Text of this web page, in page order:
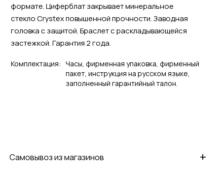
формате. Циферблат закрывает минеральное
стекло Crystex повышенной прочности. Заводная
головка с защитой. Браслет с раскладывающейся
застежкой. Гарантия 2 года.
Комплектация: Часы, фирменная упаковка, фирменный
пакет, инструкция на русском языке,
заполненный гарантийный талон.
+
Самовывоз из магазинов